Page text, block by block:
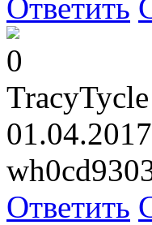
Ответить
0
TracyTycle
Ответить